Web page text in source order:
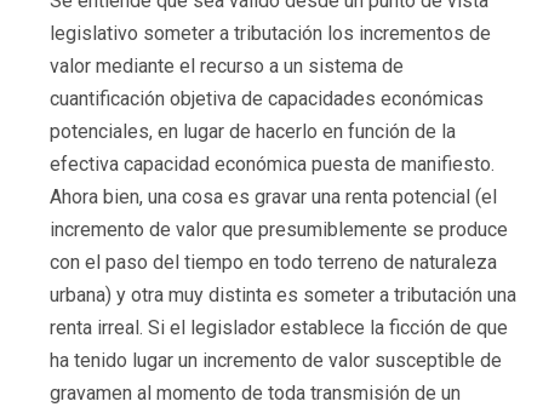
legislativo someter a tributación los incrementos de
valor mediante el recurso a un sistema de
cuantificación objetiva de capacidades económicas
potenciales, en lugar de hacerlo en función de la
efectiva capacidad económica puesta de manifiesto.
Ahora bien, una cosa es gravar una renta potencial (el
incremento de valor que presumiblemente se produce
con el paso del tiempo en todo terreno de naturaleza
urbana) y otra muy distinta es someter a tributación una
renta irreal. Si el legislador establece la ficción de que
ha tenido lugar un incremento de valor susceptible de
gravamen al momento de toda transmisión de un